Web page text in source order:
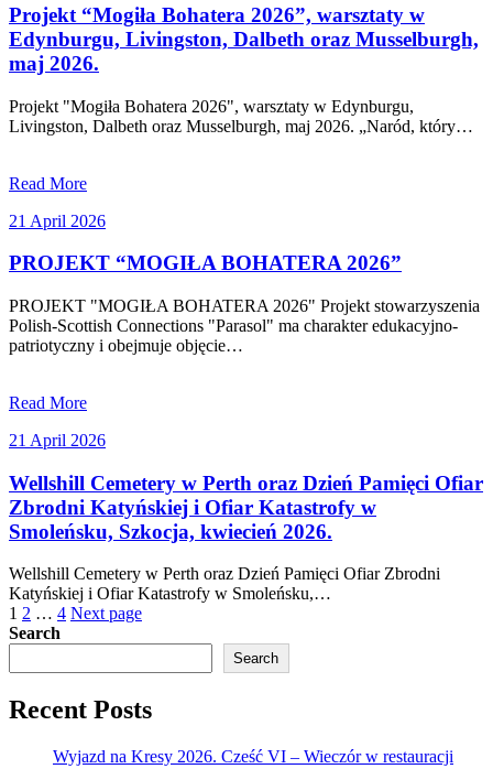
2026
Projekt “Mogiła Bohatera 2026”, warsztaty w
Edynburgu, Livingston, Dalbeth oraz Musselburgh,
maj 2026.
Projekt "Mogiła Bohatera 2026", warsztaty w Edynburgu,
Livingston, Dalbeth oraz Musselburgh, maj 2026. „Naród, który…
Read More
21 April 202621
2026
PROJEKT “MOGIŁA BOHATERA 2026”
PROJEKT "MOGIŁA BOHATERA 2026" Projekt stowarzyszenia
Polish-Scottish Connections "Parasol" ma charakter edukacyjno-
patriotyczny i obejmuje objęcie…
Read More
21 April 202621
2026
Wellshill Cemetery w Perth oraz Dzień Pamięci Ofiar
Zbrodni Katyńskiej i Ofiar Katastrofy w
Smoleńsku, Szkocja, kwiecień 2026.
Wellshill Cemetery w Perth oraz Dzień Pamięci Ofiar Zbrodni
Katyńskiej i Ofiar Katastrofy w Smoleńsku,…
Posts
pagination
1 2 … 4 Next page
Search
Search
Recent Posts
Wyjazd na Kresy 2026. Cześć VI – Wieczór w restauracji